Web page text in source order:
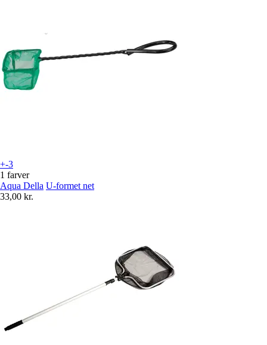
+-3
1 farver
Aqua Della U-formet net
33,00 kr.